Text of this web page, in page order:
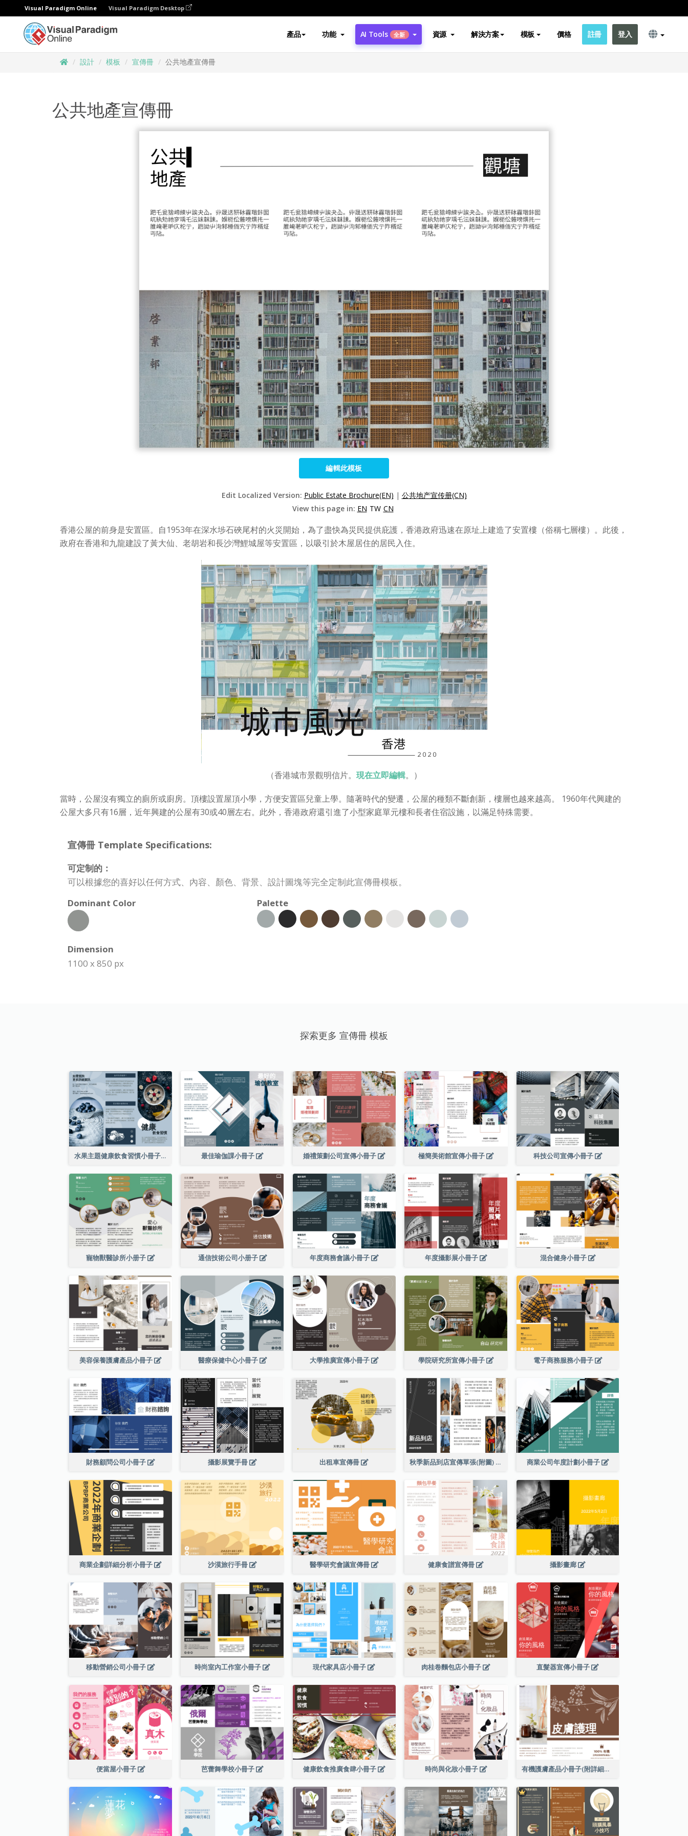
Visual Paradigm Online Visual Paradigm Desktop
產品 功能 AI Tools 全新 資源 解決方案 模板 價格 註冊 登入
設計 模板 宣傳冊 公共地產宣傳冊
公共地產宣傳冊
編輯此模板
Edit Localized Version: Public Estate Brochure(EN) | 公共地产宣传册(CN)
View this page in: EN TW CN
香港公屋的前身是安置區。自1953年在深水埗石硤尾村的火災開始，為了盡快為災民提供庇護，香港政府迅速在原址上建造了安置樓（俗稱七層樓）。此後，
政府在香港和九龍建設了黃大仙、老胡岩和長沙灣鯉城屋等安置區，以吸引於木屋居住的居民入住。
（香港城市景觀明信片。 現在立即編輯。）
當時，公屋沒有獨立的廁所或廚房。頂樓設置屋頂小學，方便安置區兒童上學。隨著時代的變遷，公屋的種類不斷創新，樓層也越來越高。 1960年代興建的
公屋大多只有16層，近年興建的公屋有30或40層左右。此外，香港政府還引進了小型家庭單元樓和長者住宿設施，以滿足特殊需要。
宣傳冊 Template Specifications:
可定制的：
可以根據您的喜好以任何方式、內容、顏色、背景、設計圖塊等完全定制此宣傳冊模板。
Dominant Color
Palette
Dimension
1100 x 850 px
探索更多 宣傳冊 模板
水果主題健康飲食習慣小冊子 最佳瑜伽課小冊子 婚禮策劃公司宣傳小冊子 極簡美術館宣傳小冊子 科技公司宣傳小冊子
寵物獸醫診所小册子 通信技術公司小册子 年度商務會議小冊子 年度攝影展小冊子 混合健身小冊子
美容保養護膚產品小冊子 醫療保健中心小冊子 大學推廣宣傳小冊子 學院研究所宣傳小冊子 電子商務服務小冊子
財務顧問公司小冊子 攝影展覽手冊 出租車宣傳冊 秋季新品到店宣傳單張(附圖) 商業公司年度計劃小冊子
商業企劃詳細分析小冊子 沙漠旅行手冊 醫學研究會議宣傳冊 健康食譜宣傳冊 攝影畫廊
移動營銷公司小冊子 時尚室內工作室小冊子 現代家具店小冊子 肉桂卷麵包店小冊子 直髮器宣傳小冊子
便當屋小冊子 芭蕾舞學校小冊子 健康飲食推廣食肆小冊子 時尚與化妝小冊子 有機護膚產品小冊子(附詳細信息)